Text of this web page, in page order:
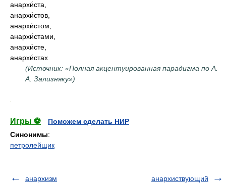
анархи́ста,
анархи́стов,
анархи́стом,
анархи́стами,
анархи́сте,
анархи́стах
(Источник: «Полная акцентуированная парадигма по А.
А. Зализняку»)
Игры ⚽
Поможем сделать НИР
Синонимы:
петролейщик
анархизм анархиствующий